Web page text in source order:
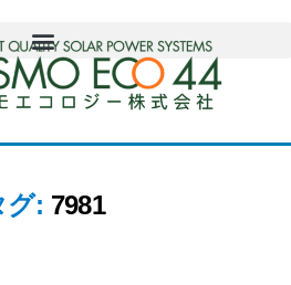
グ: 7981